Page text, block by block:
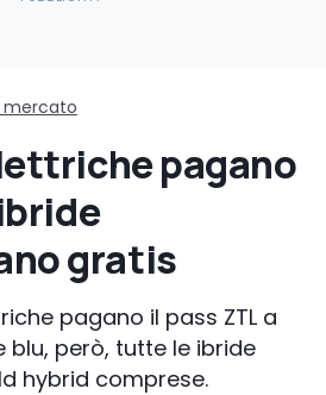
pagano
gratis
pagano il pass ZTL a
blu, però, tutte le ibride
hybrid comprese.